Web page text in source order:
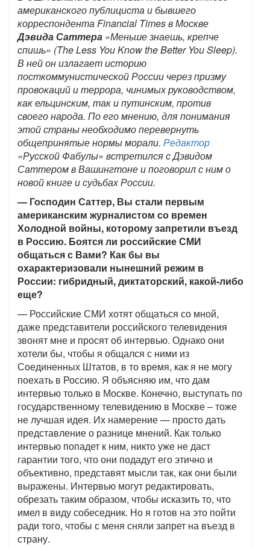
американского публициста и бывшего
корреспондента Financial Times в Москве
Дэвида Саттера «Меньше знаешь, крепче
спишь» (The Less You Know the Better You Sleep).
В ней он излагает историю
посткоммунистической России через призму
провокаций и террора, чинимых руководством,
как ельцинским, так и путинским, против
своего народа. По его мнению, для понимания
этой страны необходимо перевернуть
общепринятые нормы морали. Редактор
«Русской Фабулы» встретился с Дэвидом
Саттером в Вашингтоне и поговорил с ним о
новой книге и судьбах России.
— Господин Саттер, Вы стали первым
американским журналистом со времен
Холодной войны, которому запретили въезд
в Россию. Боятся ли российские СМИ
общаться с Вами? Как бы вы
охарактеризовали нынешний режим в
России: гибридный, диктаторский, какой-либо
еще?
— Российские СМИ хотят общаться со мной,
даже представители российского телевидения
звонят мне и просят об интервью. Однако они
хотели бы, чтобы я общался с ними из
Соединенных Штатов, в то время, как я не могу
поехать в Россию. Я объясняю им, что дам
интервью только в Москве. Конечно, выступать по
государственному телевидению в Москве – тоже
не лучшая идея. Их намерение — просто дать
представление о разнице мнений. Как только
интервью попадет к ним, никто уже не даст
гарантии того, что они подадут его этично и
объективно, представят мысли так, как они были
выражены. Интервью могут редактировать,
обрезать таким образом, чтобы исказить то, что
имел в виду собеседник. Но я готов на это пойти
ради того, чтобы с меня сняли запрет на въезд в
страну.